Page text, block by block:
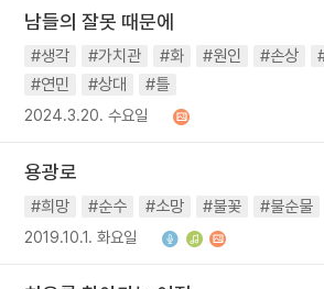
남들의 잘못 때문에
#생각 #가치관 #화 #원인 #손상
#연민
#상대 #틀
2024.3.20. 수요일
용광로
#희망 #순수 #소망 #불꽃 #불순물
2019.10.1. 화요일